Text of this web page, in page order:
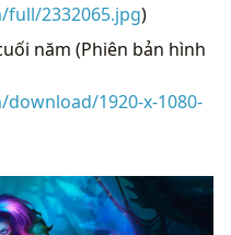
2332065.jpg)
năm (Phiên bản hình
1920-x-1080-